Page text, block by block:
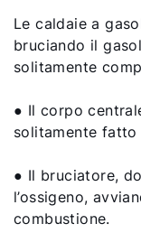
Le caldaie a
bruciando il
solitamente
● Il corpo
solitamente
● Il bruciatore,
l’ossigeno,
combustione.